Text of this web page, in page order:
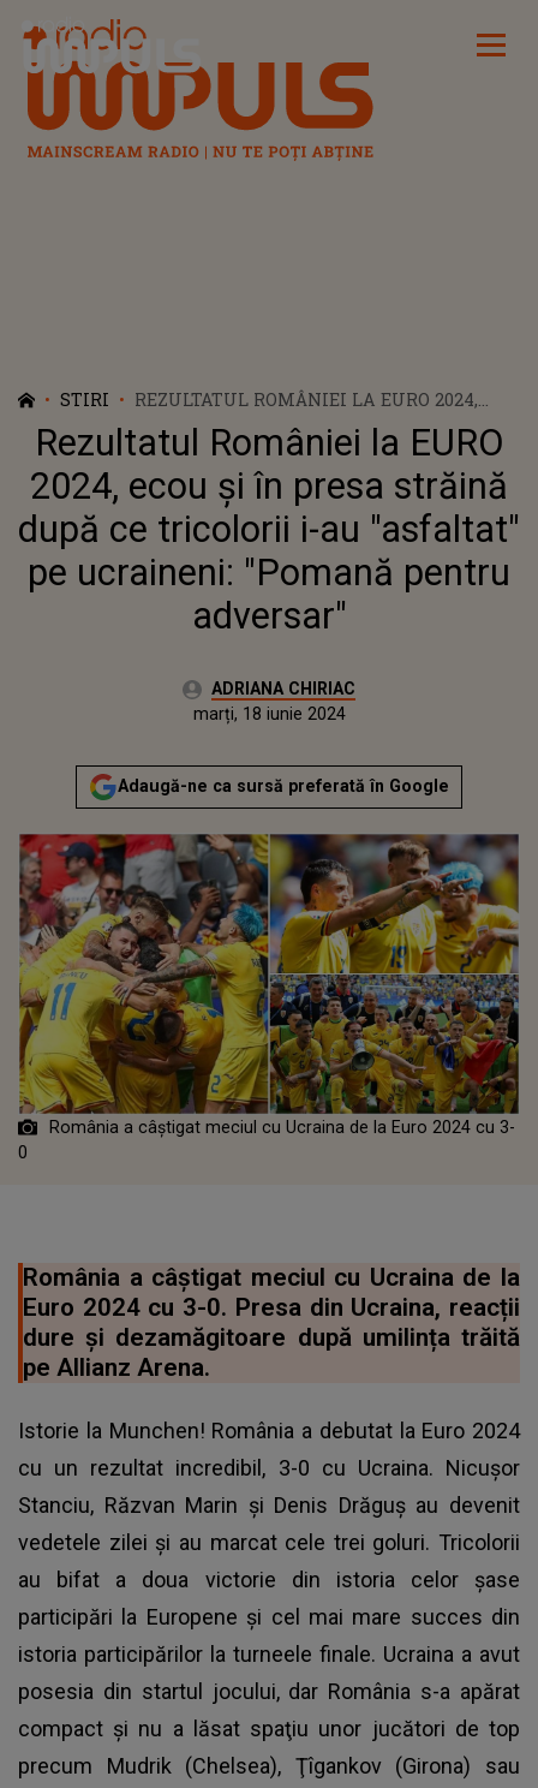
Radio Impuls
STIRI
REZULTATUL ROMÂNIEI LA EURO 2024,
ECOU ȘI ÎN PRESA STRĂINĂ DUPĂ CE
TRICOLORII I-AU "ASFALTAT" PE
UCRAINENI: "POMANĂ PENTRU
ADVERSAR"
Rezultatul României la EURO
2024, ecou și în presa străină
după ce tricolorii i-au "asfaltat"
pe ucraineni: "Pomană pentru
adversar"
Autor:ADRIANA CHIRIAC
Actualizat:
marți, 18 iunie 2024
Adaugă-ne ca sursă preferată în Google
România a câștigat meciul cu Ucraina de la Euro 2024 cu 3-
0
România a câștigat meciul cu Ucraina de la
Euro 2024 cu 3-0. Presa din Ucraina, reacții
dure şi dezamăgitoare după umilința trăită
pe Allianz Arena.
Istorie la Munchen! România a debutat la Euro 2024
cu un rezultat incredibil, 3-0 cu Ucraina. Nicușor
Stanciu, Răzvan Marin și Denis Drăguș au devenit
vedetele zilei și au marcat cele trei goluri. Tricolorii
au bifat a doua victorie din istoria celor șase
participări la Europene și cel mai mare succes din
istoria participărilor la turneele finale. Ucraina a avut
posesia din startul jocului, dar România s-a apărat
compact şi nu a lăsat spaţiu unor jucători de top
precum Mudrik (Chelsea), Ţîgankov (Girona) sau